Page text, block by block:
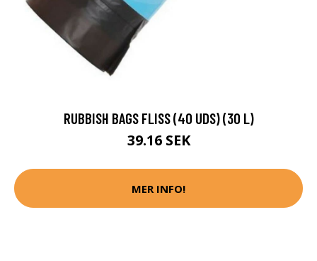
RUBBISH BAGS FLISS (40 UDS) (30 L)
39.16 SEK
MER INFO!